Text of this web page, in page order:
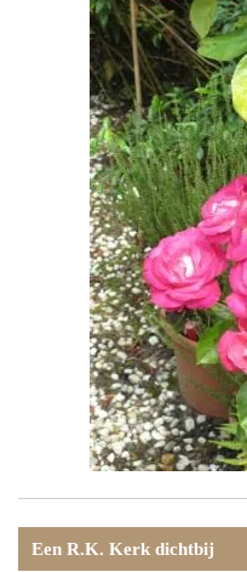
Een R.K. Kerk dichtbij